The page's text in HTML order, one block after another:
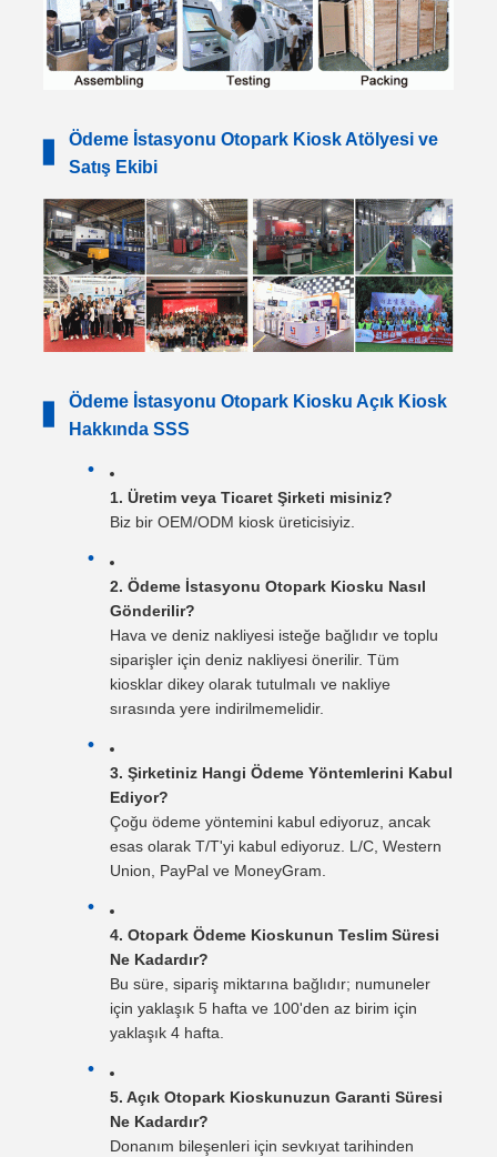
Ödeme İstasyonu Otopark Kiosk Atölyesi ve
Satış Ekibi
Ödeme İstasyonu Otopark Kiosku Açık Kiosk
Hakkında SSS
1. Üretim veya Ticaret Şirketi misiniz?
Biz bir OEM/ODM kiosk üreticisiyiz.
2. Ödeme İstasyonu Otopark Kiosku Nasıl
Gönderilir?
Hava ve deniz nakliyesi isteğe bağlıdır ve toplu
siparişler için deniz nakliyesi önerilir. Tüm
kiosklar dikey olarak tutulmalı ve nakliye
sırasında yere indirilmemelidir.
3. Şirketiniz Hangi Ödeme Yöntemlerini Kabul
Ediyor?
Çoğu ödeme yöntemini kabul ediyoruz, ancak
esas olarak T/T'yi kabul ediyoruz. L/C, Western
Union, PayPal ve MoneyGram.
4. Otopark Ödeme Kioskunun Teslim Süresi
Ne Kadardır?
Bu süre, sipariş miktarına bağlıdır; numuneler
için yaklaşık 5 hafta ve 100'den az birim için
yaklaşık 4 hafta.
5. Açık Otopark Kioskunuzun Garanti Süresi
Ne Kadardır?
Donanım bileşenleri için sevkıyat tarihinden